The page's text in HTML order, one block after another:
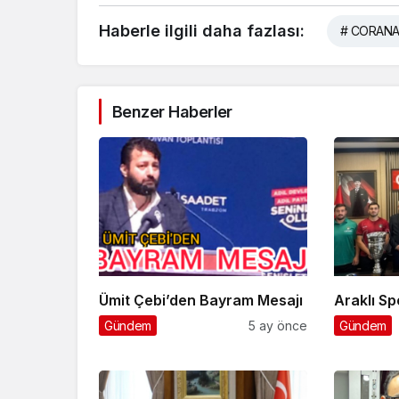
Haberle ilgili daha fazlası: #
Benzer Haberler
Ümit Çebi’den Bayram Mesajı
Gündem 5 ay önce Gündem